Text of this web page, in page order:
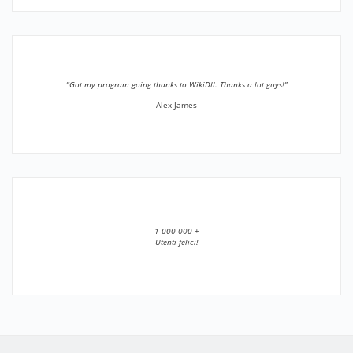
”Got my program going thanks to WikiDll. Thanks a lot guys!”
Alex James
1 000 000 +
Utenti felici!